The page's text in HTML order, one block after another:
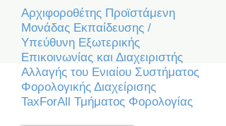
Αρχιφοροθέτης Προϊστάμενη
Μονάδας Εκπαίδευσης /
Υπεύθυνη Εξωτερικής
Επικοινωνίας και Διαχειριστής
Αλλαγής του Ενιαίου Συστήματος
Φορολογικής Διαχείρισης
TaxForAll Τμήματος Φορολογίας